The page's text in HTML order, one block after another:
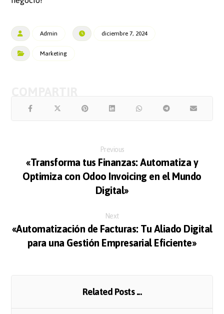
Admin diciembre 7, 2024
Marketing
Previous
«Transforma tus Finanzas: Automatiza y
Optimiza con Odoo Invoicing en el Mundo
Digital»
Next
«Automatización de Facturas: Tu Aliado Digital
para una Gestión Empresarial Eficiente»
Related Posts ...